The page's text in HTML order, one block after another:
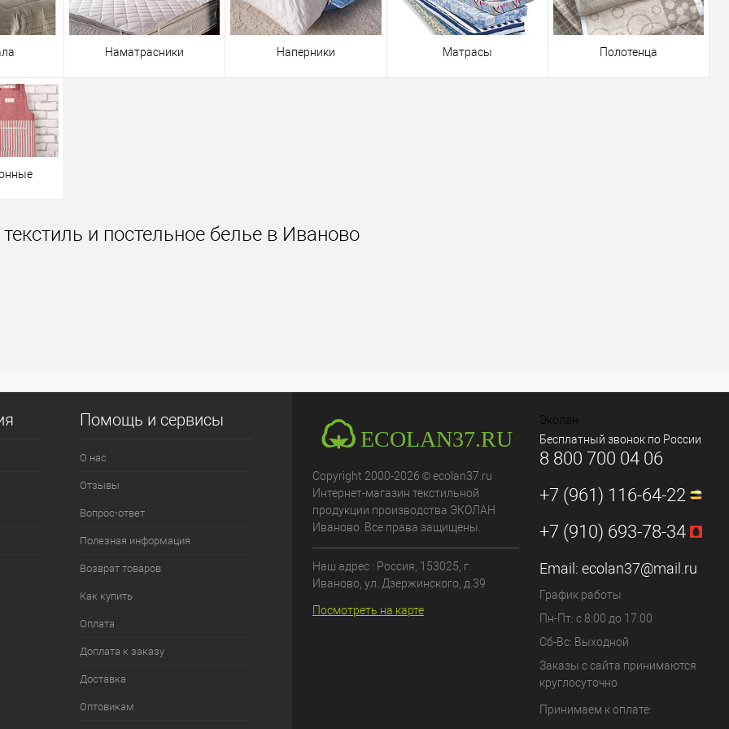
Наматрасники Наперники Матрасы Полотенца
и постельное белье в Иваново
Помощь и сервисы
О нас
Отзывы
Вопрос-ответ
Полезная информация
Возврат товаров
Как купить
Оплата
Доплата к заказу
Доставка
Оптовикам
Copyright 2000-2026 © ecolan37.ru
Интернет-магазин текстильной
продукции производства ЭКОЛАН
Иваново. Все права защищены.
Наш адрес : Россия, 153025 , г.
Иваново ул. Дзержинского, д.39
Посмотреть на карте
Эколан
Бесплатный звонок по России
8 800 700 04 06
+7 (961) 116-64-22
+7 (910) 693-78-34
Email: ecolan37@mail.ru
График работы
Пн-Пт: с 8:00 до 17:00
Сб-Вс: Выходной
Заказы с сайта принимаются
круглосуточно
Принимаем к оплате: